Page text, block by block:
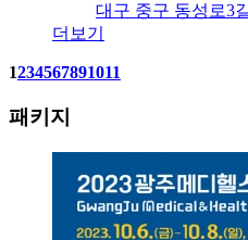
대구 중구 동성로3
더보기
1234567891011
패키지